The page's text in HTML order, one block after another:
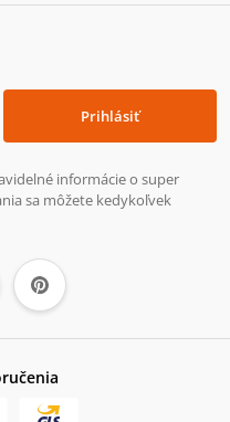
Prihlásiť
informácie o super
sa môžete kedykoľvek